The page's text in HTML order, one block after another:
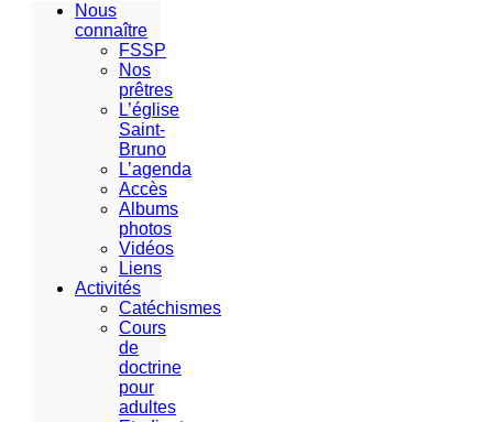
Nous
connaître
FSSP
Nos
prêtres
L’église
Saint-
Bruno
L’agenda
Accès
Albums
photos
Vidéos
Liens
Activités
Catéchismes
Cours
de
doctrine
pour
adultes